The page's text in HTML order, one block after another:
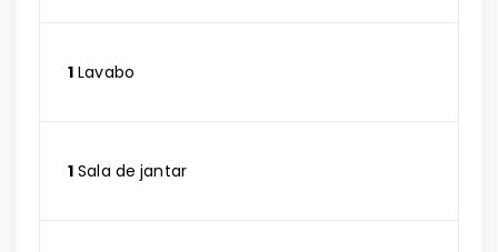
1 Lavabo
1 Sala de jantar